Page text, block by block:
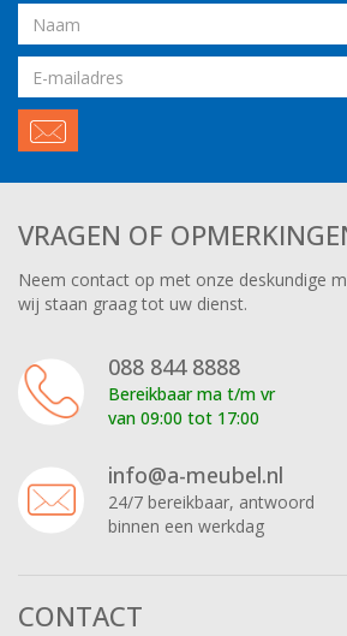
Naam
Email
adres
VRAGEN OF
Neem contact op met onze deskundige
wij staan graag tot uw dienst.
088 844 8888
Bereikbaar ma t/m vr
van 09:00 tot 17:00
info@a-meubel.nl
24/7 bereikbaar, antwoord
binnen een werkdag
CONTACT